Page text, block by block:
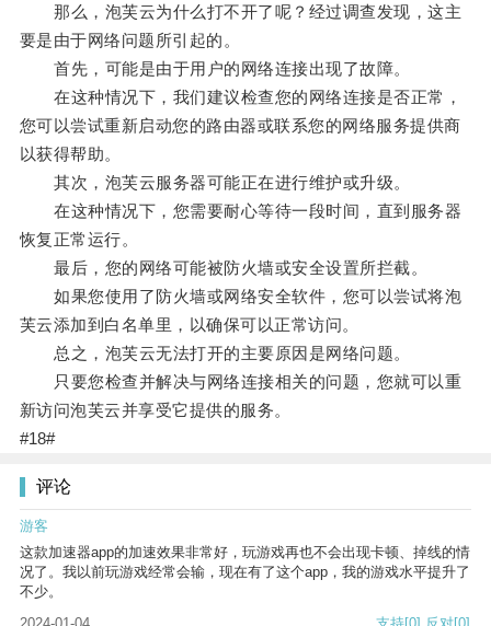
那么，泡芙云为什么打不开了呢？经过调查发现，这主
要是由于网络问题所引起的。
首先，可能是由于用户的网络连接出现了故障。
在这种情况下，我们建议检查您的网络连接是否正常，
您可以尝试重新启动您的路由器或联系您的网络服务提供商
以获得帮助。
其次，泡芙云服务器可能正在进行维护或升级。
在这种情况下，您需要耐心等待一段时间，直到服务器
恢复正常运行。
最后，您的网络可能被防火墙或安全设置所拦截。
如果您使用了防火墙或网络安全软件，您可以尝试将泡
芙云添加到白名单里，以确保可以正常访问。
总之，泡芙云无法打开的主要原因是网络问题。
只要您检查并解决与网络连接相关的问题，您就可以重
新访问泡芙云并享受它提供的服务。
#18#
评论
游客
这款加速器app的加速效果非常好，玩游戏再也不会出现卡顿、掉线的情
况了。我以前玩游戏经常会输，现在有了这个app，我的游戏水平提升了
不少。